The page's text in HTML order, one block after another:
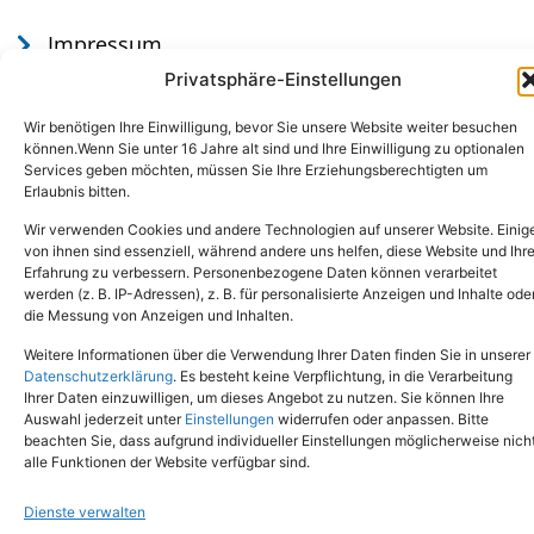
Privatsphäre-Einstellungen
Wir benötigen Ihre Einwilligung, bevor Sie unsere Website weiter besuchen
können.Wenn Sie unter 16 Jahre alt sind und Ihre Einwilligung zu optionalen
Services geben möchten, müssen Sie Ihre Erziehungsberechtigten um
Erlaubnis bitten.
Wir verwenden Cookies und andere Technologien auf unserer Website.
von ihnen sind essenziell, während andere uns helfen, diese Website und Ihre
Erfahrung zu verbessern. Personenbezogene Daten können verarbeitet
werden (z. B. IP-Adressen), z. B. für personalisierte Anzeigen und Inhalte
die Messung von Anzeigen und Inhalten.
Weitere Informationen über die Verwendung Ihrer Daten finden Sie in unserer
Datenschutzerklärung. Es besteht keine Verpflichtung, in die Verarbeitung
Ihrer Daten einzuwilligen, um dieses Angebot zu nutzen. Sie können Ihre
Auswahl jederzeit unter Einstellungen widerrufen oder anpassen. Bitte
beachten Sie, dass aufgrund individueller Einstellungen möglicherweise
alle Funktionen der Website verfügbar sind.
Dienste verwalten
Impressum
Datenschutz
Copyright © 2024. Alle Rechte vorbehalten.
Tel.: (02651) - 77438info@tierheim-mayen.de
In der Pluns 1, 56727 Mayen